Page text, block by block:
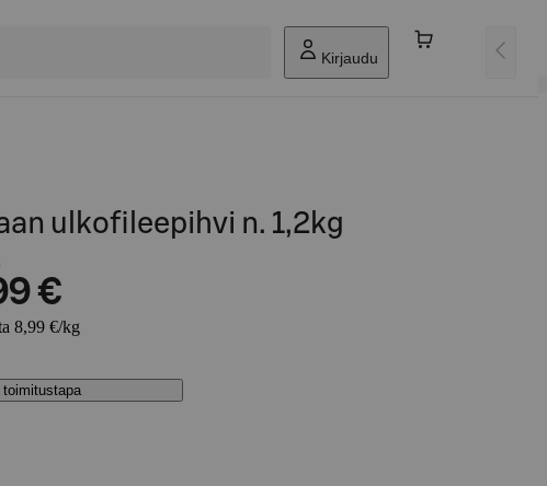
Kirjaudu
ulkofileepihvi n. 1,2kg
€
8,99 €/kg
toimitustapa